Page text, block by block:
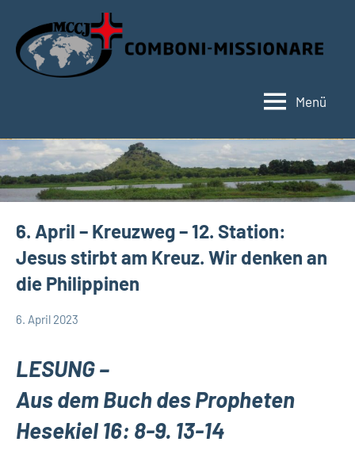
Inhalt
springen
Menü
6. April – Kreuzweg – 12. Station:
Jesus stirbt am Kreuz. Wir denken an
die Philippinen
App-
6. April 2023
Hubert
LESUNG –
Aus dem Buch des Propheten
Hesekiel 16: 8-9. 13-14